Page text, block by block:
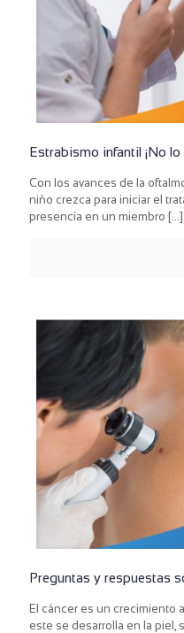
Estrabismo infantil ¡No lo
Con los avances de la
niño crezca para iniciar el
presencia en un miembro […]
Preguntas y respuestas
El cáncer es un crecimiento
este se desarrolla en la piel,